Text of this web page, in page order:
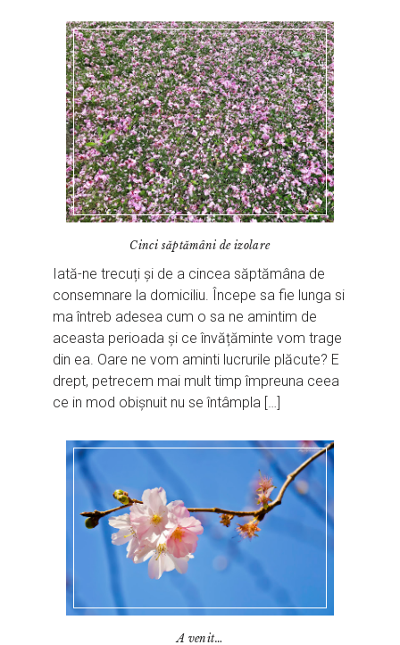
Cinci săptămâni de izolare
Iată-ne trecuți și de a cincea săptămâna de
consemnare la domiciliu. Începe sa fie lunga si
ma întreb adesea cum o sa ne amintim de
aceasta perioada și ce învățăminte vom trage
din ea. Oare ne vom aminti lucrurile plăcute? E
drept, petrecem mai mult timp împreuna ceea
ce in mod obișnuit nu se întâmpla […]
A venit…